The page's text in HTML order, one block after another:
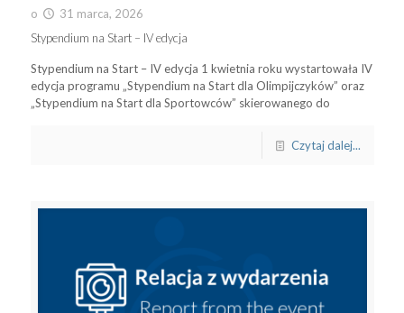
o
31 marca, 2026
Stypendium na Start – IV edycja
Stypendium na Start – IV edycja 1 kwietnia roku wystartowała IV
edycja programu „Stypendium na Start dla Olimpijczyków” oraz
„Stypendium na Start dla Sportowców” skierowanego do
Czytaj dalej...